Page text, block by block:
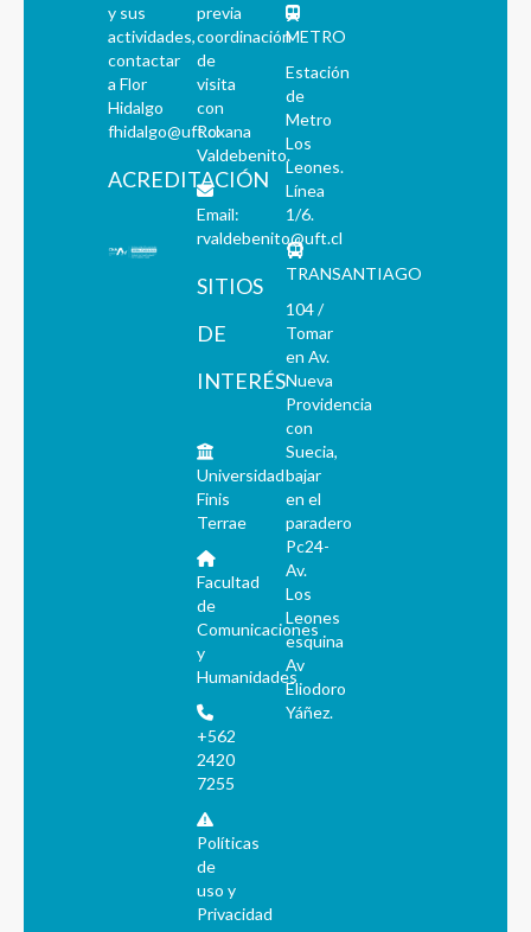
y sus
actividades,
contactar
a Flor
Hidalgo
fhidalgo@uft.cl
ACREDITACIÓN
previa
coordinación
de
visita
con
Roxana
Valdebenito.
Email:
rvaldebenito@uft.cl
SITIOS
DE
INTERÉS
Universidad
Finis
Terrae
Facultad
de
Comunicaciones
y
Humanidades
+562
2420
7255
Políticas
de
uso y
Privacidad
METRO
Estación
de
Metro
Los
Leones.
Línea
1/6.
TRANSANTIAGO
104 /
Tomar
en Av.
Nueva
Providencia
con
Suecia,
bajar
en el
paradero
Pc24-
Av.
Los
Leones
esquina
Av
Eliodoro
Yáñez.